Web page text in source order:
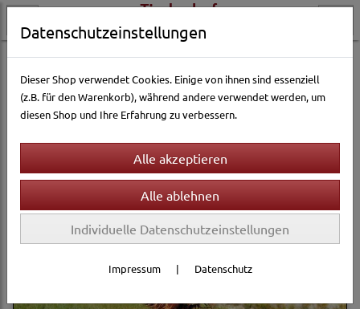
Hundewelt Hundespielzeug & Sport Aqua-Spielzeug
Sortierung wählen
Filter
Datenschutzeinstellungen
Dieser Shop verwendet Cookies. Einige von ihnen sind essenziell
(z.B. für den Warenkorb), während andere verwendet werden, um
diesen Shop und Ihre Erfahrung zu verbessern.
Individuelle Datenschutzeinstellungen
Impressum | Datenschutz